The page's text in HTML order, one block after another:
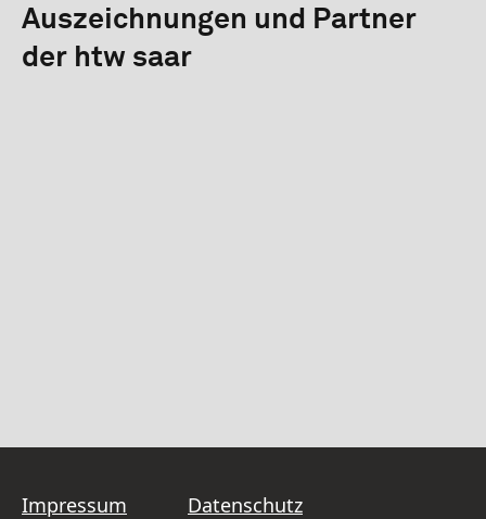
Auszeichnungen und Partner
der htw saar
Impressum
Datenschutz